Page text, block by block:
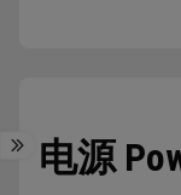
电源